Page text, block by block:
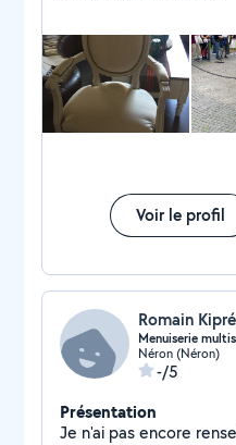
Voir le profil
Menuiserie
Néron (Néron)
-/5
Présentation